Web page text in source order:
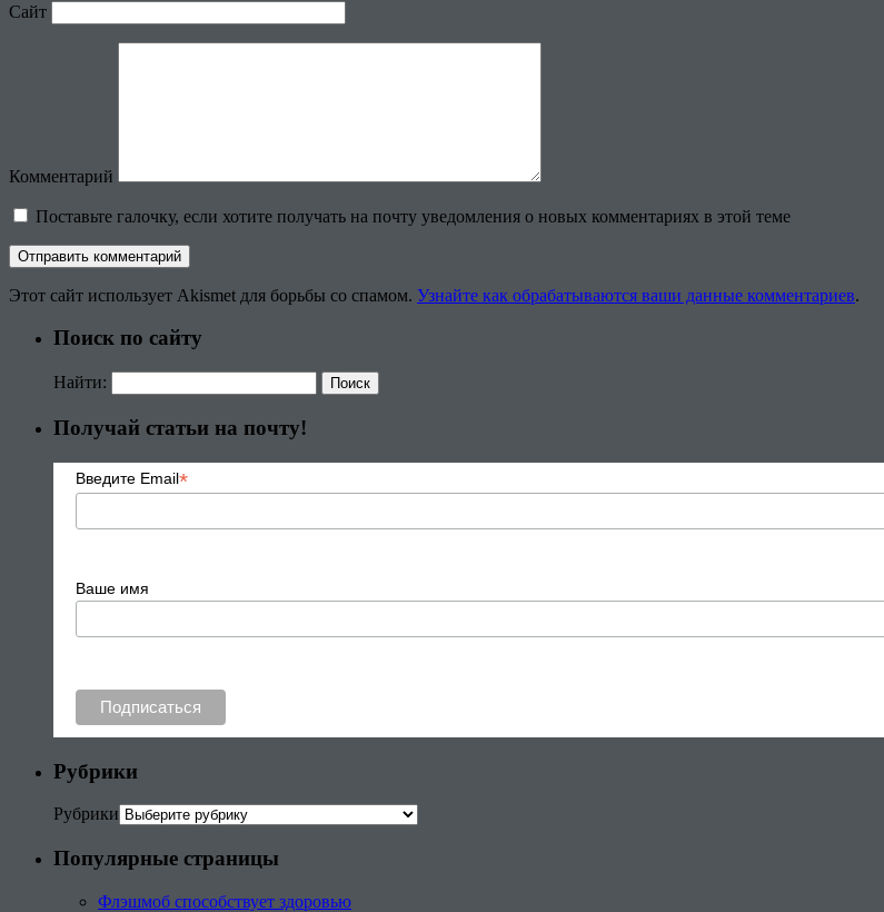
Сайт
Комментарий
Поставьте галочку, если хотите получать на почту уведомления о новых комментариях в этой теме
Этот сайт использует Akismet для борьбы со спамом. Узнайте как обрабатываются ваши данные комментариев.
Поиск по сайту
Найти:
Получай статьи на почту!
Введите Email*
Ваше имя
Рубрики
Рубрики
Популярные страницы
Флэшмоб способствует здоровью